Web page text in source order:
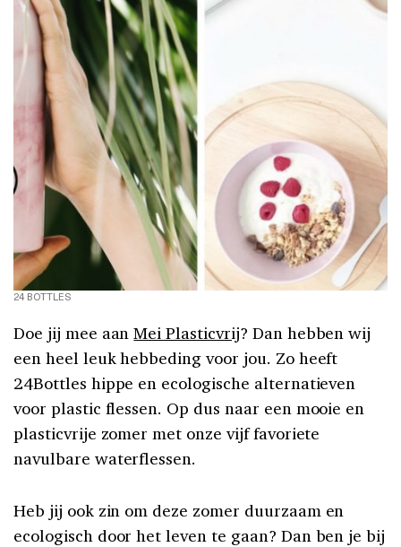
24 BOTTLES
Doe jij mee aanMei Plasticvrij? Dan hebben wij
een heel leuk hebbeding voor jou. Zo heeft
24Bottles hippe en ecologische alternatieven
voor plastic flessen. Op dus naar een mooie en
plasticvrije zomer met onze vijf favoriete
navulbare waterflessen.
Heb jij ook zin om deze zomer duurzaam en
ecologisch door het leven te gaan? Dan ben je bij